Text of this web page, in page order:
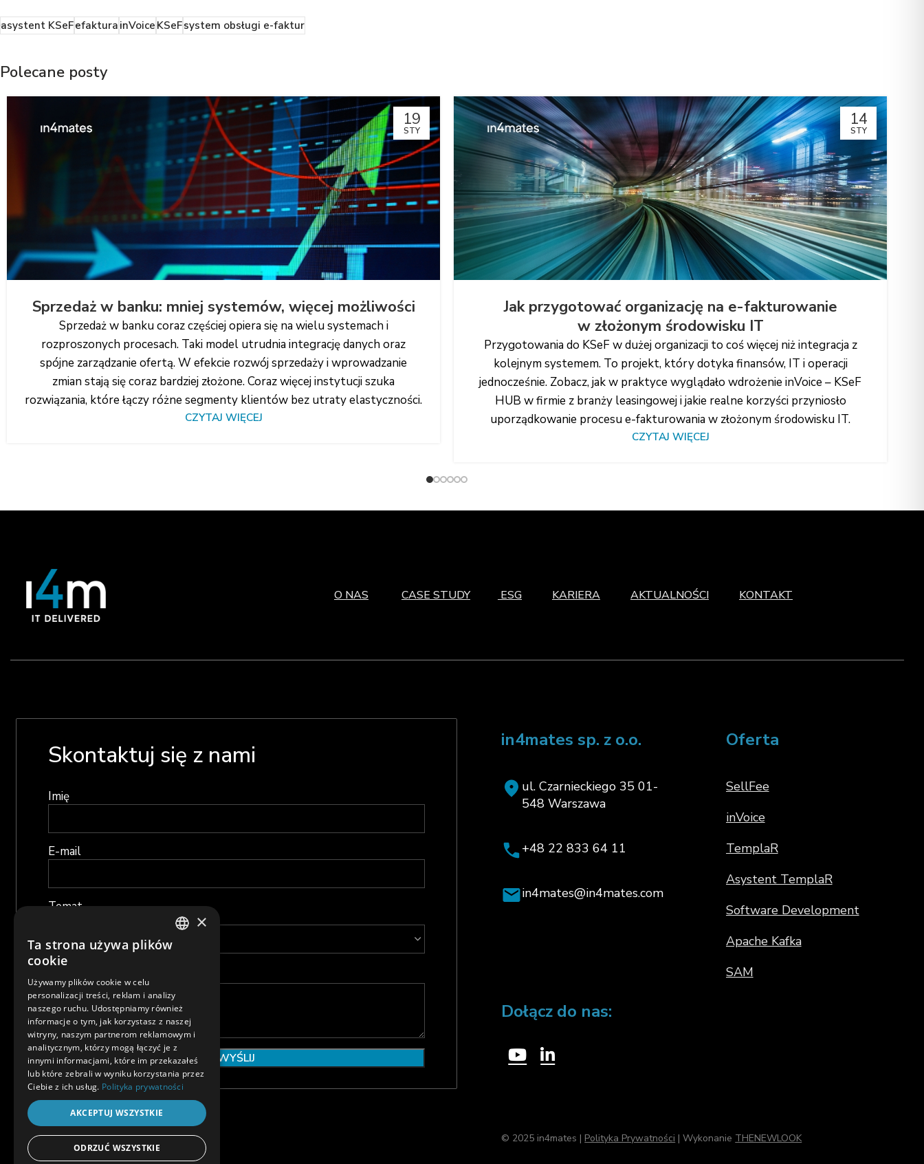
asystent KSeFefakturainVoiceKSeFsystem obsługi e-faktur
Polecane posty
19
STY
Sprzedaż w banku: mniej systemów, więcej możliwości
Sprzedaż w banku coraz częściej opiera się na wielu systemach i
rozproszonych procesach. Taki model utrudnia integrację danych oraz
spójne zarządzanie ofertą. W efekcie rozwój sprzedaży i wprowadzanie
zmian stają się coraz bardziej złożone. Coraz więcej instytucji szuka
rozwiązania, które łączy różne segmenty klientów bez utraty elastyczności.
CZYTAJ WIĘCEJ
14
STY
Jak przygotować organizację na e-fakturowanie
w złożonym środowisku IT
Przygotowania do KSeF w dużej organizacji to coś więcej niż integracja z
kolejnym systemem. To projekt, który dotyka finansów, IT i operacji
jednocześnie. Zobacz, jak w praktyce wyglądało wdrożenie inVoice – KSeF
HUB w firmie z branży leasingowej i jakie realne korzyści przyniosło
uporządkowanie procesu e-fakturowania w złożonym środowisku IT.
CZYTAJ WIĘCEJ
O NAS CASE STUDY ESG KARIERA AKTUALNOŚCI KONTAKT
Skontaktuj się z nami
Imię
E-mail
Temat
Wiadomość
in4mates sp. z o.o.
ul. Czarnieckiego 35 01-
548 Warszawa
+48 22 833 64 11
in4mates@in4mates.com
Dołącz do nas:
Oferta
SellFee
inVoice
TemplaR
Asystent TemplaR
Software Development
Apache Kafka
SAM
© 2025 in4mates | Polityka Prywatności | Wykonanie THENEWLOOK
×
Ta strona używa plików
cookie
Używamy plików cookie w celu
personalizacji treści, reklam i analizy
naszego ruchu. Udostępniamy również
informacje o tym, jak korzystasz z naszej
witryny, naszym partnerom reklamowym i
analitycznym, którzy mogą łączyć je z
innymi informacjami, które im przekazałeś
lub które zebrali w wyniku korzystania przez
Ciebie z ich usług. Polityka prywatności
AKCEPTUJ WSZYSTKIE
ODRZUĆ WSZYSTKIE